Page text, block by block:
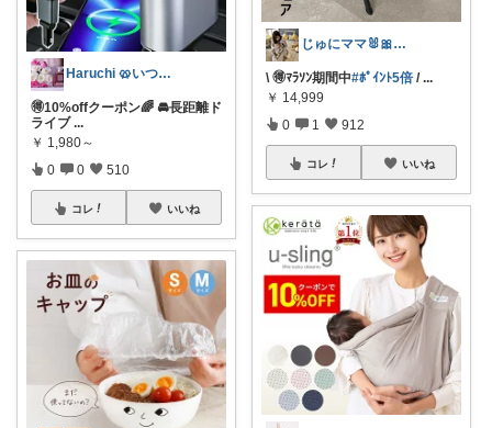
Haruchi 🥨いつもありがとう🌸
🉐10%offクーポン🌈 🚘長距離ド
ライブ ...
￥ 1,980～
0 0 510
コレ いいね
じゅにママ🐰🎀2yboyワーママ
\ 🉐ﾏﾗｿﾝ期間中#ﾎﾟｲﾝﾄ5倍 /...
￥ 14,999
0 1 912
コレ いいね